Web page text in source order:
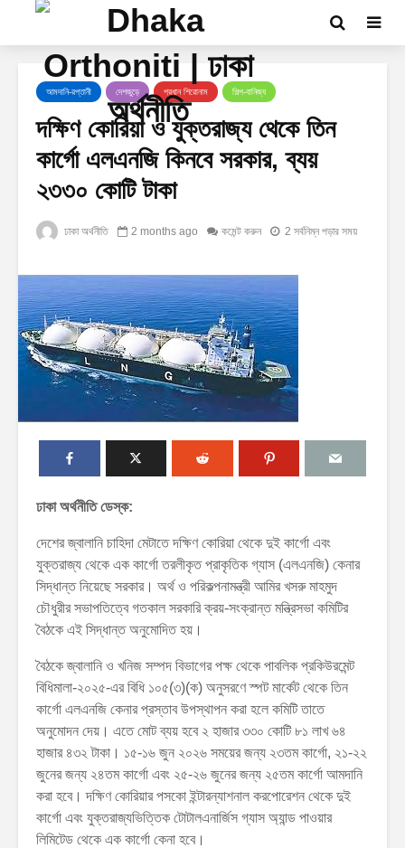
আমদানি-রপ্তানী দেশজুড়ে প্রধান শিরোনাম শিল্প-বানিজ্য
দক্ষিণ কোরিয়া ও যুক্তরাজ্য থেকে তিন
কার্গো এলএনজি কিনবে সরকার, ব্যয়
২৩৩০ কোটি টাকা
ঢাকা অর্থনীতি 2 months ago কমেন্ট করুন 2 সর্বনিম্ন পড়ার সময়
ঢাকা অর্থনীতি ডেস্ক:
দেশের জ্বালানি চাহিদা মেটাতে দক্ষিণ কোরিয়া থেকে দুই কার্গো এবং
যুক্তরাজ্য থেকে এক কার্গো তরলীকৃত প্রাকৃতিক গ্যাস (এলএনজি) কেনার
সিদ্ধান্ত নিয়েছে সরকার। অর্থ ও পরিকল্পনামন্ত্রী আমির খসরু মাহমুদ
চৌধুরীর সভাপতিত্বে গতকাল সরকারি ক্রয়-সংক্রান্ত মন্ত্রিসভা কমিটির
বৈঠকে এই সিদ্ধান্ত অনুমোদিত হয়।
বৈঠকে জ্বালানি ও খনিজ সম্পদ বিভাগের পক্ষ থেকে পাবলিক প্রকিউরমেন্ট
বিধিমালা-২০২৫-এর বিধি ১০৫(৩)(ক) অনুসরণে স্পট মার্কেট থেকে তিন
কার্গো এলএনজি কেনার প্রস্তাব উপস্থাপন করা হলে কমিটি তাতে
অনুমোদন দেয়। এতে মোট ব্যয় হবে ২ হাজার ৩৩০ কোটি ৮১ লাখ ৬৪
হাজার ৪৩২ টাকা। ১৫-১৬ জুন ২০২৬ সময়ের জন্য ২৩তম কার্গো, ২১-২২
জুনের জন্য ২৪তম কার্গো এবং ২৫-২৬ জুনের জন্য ২৫তম কার্গো আমদানি
করা হবে। দক্ষিণ কোরিয়ার পসকো ইন্টারন্যাশনাল করপোরেশন থেকে দুই
কার্গো এবং যুক্তরাজ্যভিত্তিক টোটালএনার্জিস গ্যাস অ্যান্ড পাওয়ার
লিমিটেড থেকে এক কার্গো কেনা হবে।